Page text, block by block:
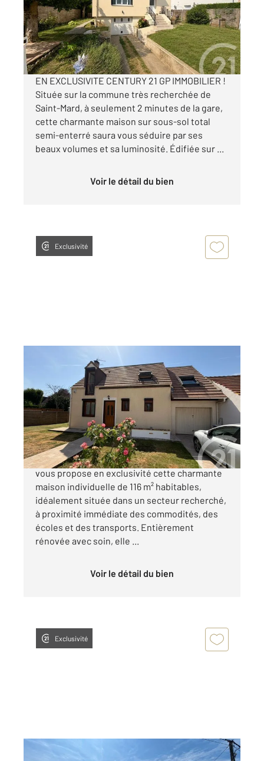
Maison à vendre
320 000 €
Visiter le site dédié
EN EXCLUSIVITE CENTURY 21 GP IMMOBILIER !
Située sur la commune très recherchée de
Saint-Mard, à seulement 2 minutes de la gare,
cette charmante maison sur sous-sol total
semi-enterré saura vous séduire par ses
beaux volumes et sa luminosité. Édifiée sur ...
Voir le détail du bien
Exclusivité
, 6 pièces
Ref : 8964
Maison à vendre
370 000 €
Coup de cœur de votre conseillère ! Century21
vous propose en exclusivité cette charmante
maison individuelle de 116 m² habitables,
idéalement située dans un secteur recherché,
à proximité immédiate des commodités, des
écoles et des transports. Entièrement
rénovée avec soin, elle ...
Voir le détail du bien
Exclusivité
ST MARD 77